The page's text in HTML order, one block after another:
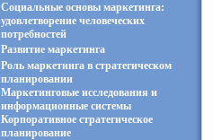
Социальные основы маркетинга:
удовлетворение человеческих
потребностей
Развитие маркетинга
Роль маркетинга в стратегическом
планировании
Маркетинговые исследования и
информационные системы
Корпоративное стратегическое
планирование